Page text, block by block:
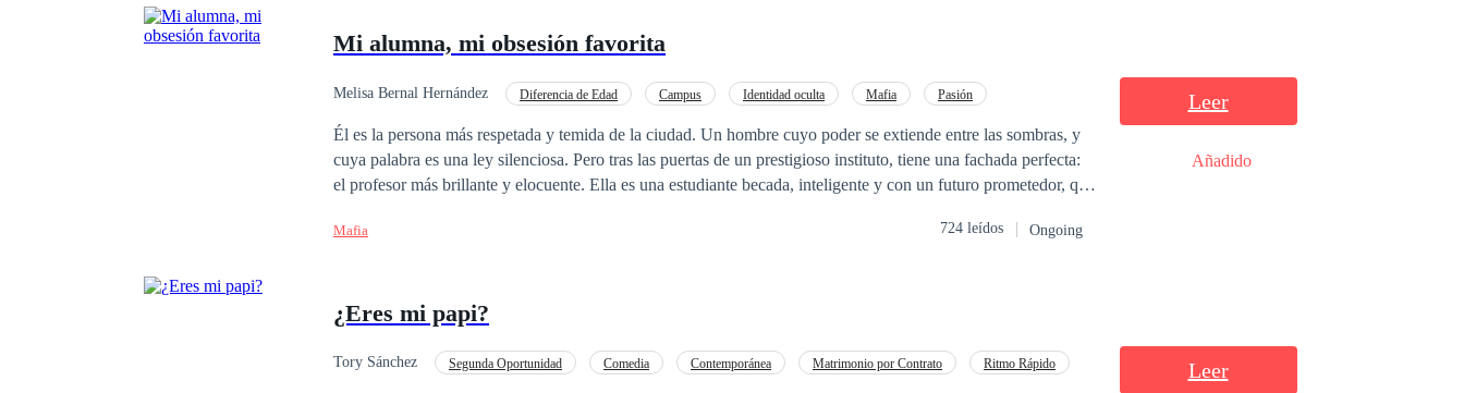
Mi alumna, mi obsesión favorita
Melisa Bernal Hernández Diferencia de Edad Campus Identidad oculta Mafia Pasión
Él es la persona más respetada y temida de la ciudad. Un hombre cuyo poder se extiende entre las sombras, y
cuya palabra es una ley silenciosa. Pero tras las puertas de un prestigioso instituto, tiene una fachada perfecta:
el profesor más brillante y elocuente. Ella es una estudiante becada, inteligente y con un futuro prometedor, que
puede poseer... ni dejar libre. Lo que comenzó como una atención especial, un cuidado paternal con sus
cadena. ¿Hasta dónde llegará el hombre más peligroso de la ciudad para hacer suya a la única persona que
de una obsesión que no conoce límites?
Mafia 724 leídos Ongoing
Leer
Añadido
¿Eres mi papi?
Tory Sánchez Segunda Oportunidad Comedia Contemporánea Matrimonio por Contrato
Ritmo Rápido
Leer